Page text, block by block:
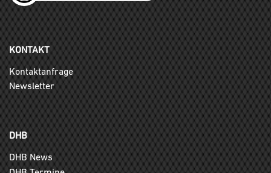
KONTAKT
Kontaktanfrage
Newsletter
DHB
DHB News